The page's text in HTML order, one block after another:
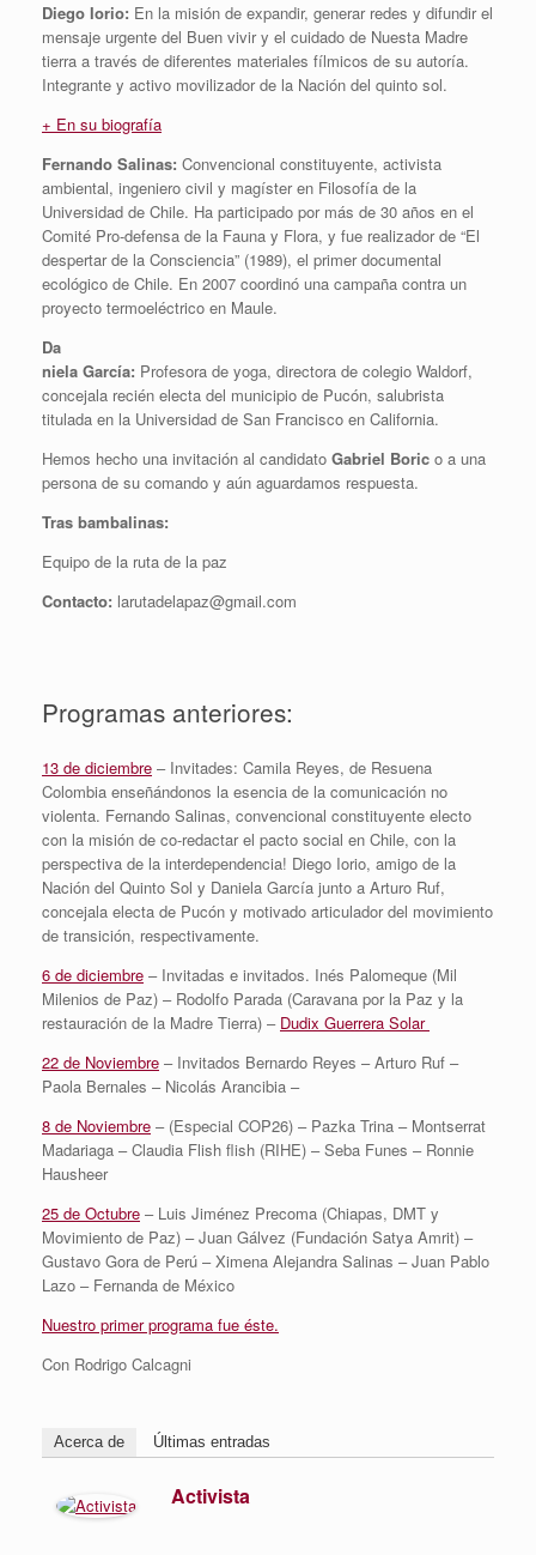
Diego Iorio: En la misión de expandir, generar redes y difundir el
mensaje urgente del Buen vivir y el cuidado de Nuesta Madre
tierra a través de diferentes materiales fílmicos de su autoría.
Integrante y activo movilizador de la Nación del quinto sol.
+ En su biografía
Fernando Salinas: Convencional constituyente, activista
ambiental, ingeniero civil y magíster en Filosofía de la
Universidad de Chile. Ha participado por más de 30 años en el
Comité Pro-defensa de la Fauna y Flora, y fue realizador de “El
despertar de la Consciencia” (1989), el primer documental
ecológico de Chile. En 2007 coordinó una campaña contra un
proyecto termoeléctrico en Maule.
Da
niela García: Profesora de yoga, directora de colegio Waldorf,
concejala recién electa del municipio de Pucón, salubrista
titulada en la Universidad de San Francisco en California.
Hemos hecho una invitación al candidato Gabriel Boric o a una
persona de su comando y aún aguardamos respuesta.
Tras bambalinas:
Equipo de la ruta de la paz
Contacto: larutadelapaz@gmail.com
Programas anteriores:
13 de diciembre – Invitades: Camila Reyes, de Resuena
Colombia enseñándonos la esencia de la comunicación no
violenta. Fernando Salinas, convencional constituyente electo
con la misión de co-redactar el pacto social en Chile, con la
perspectiva de la interdependencia! Diego Iorio, amigo de la
Nación del Quinto Sol y Daniela García junto a Arturo Ruf,
concejala electa de Pucón y motivado articulador del movimiento
de transición, respectivamente.
6 de diciembre – Invitadas e invitados. Inés Palomeque (Mil
Milenios de Paz) – Rodolfo Parada (Caravana por la Paz y la
restauración de la Madre Tierra) – Dudix Guerrera Solar
22 de Noviembre – Invitados Bernardo Reyes – Arturo Ruf –
Paola Bernales – Nicolás Arancibia –
8 de Noviembre – (Especial COP26) – Pazka Trina – Montserrat
Madariaga – Claudia Flish flish (RIHE) – Seba Funes – Ronnie
Hausheer
25 de Octubre – Luis Jiménez Precoma (Chiapas, DMT y
Movimiento de Paz) – Juan Gálvez (Fundación Satya Amrit) –
Gustavo Gora de Perú – Ximena Alejandra Salinas – Juan Pablo
Lazo – Fernanda de México
Nuestro primer programa fue éste.
Con Rodrigo Calcagni
Acerca de Últimas entradas
Activista